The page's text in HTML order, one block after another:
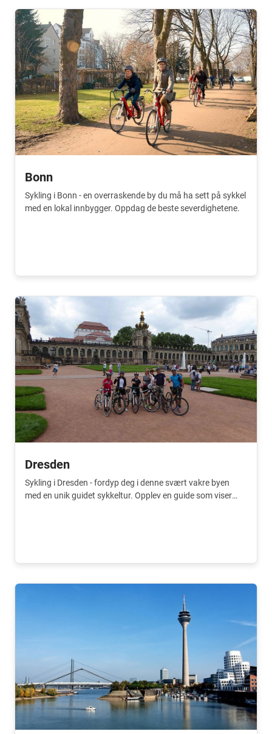
Bonn
Sykling i Bonn - en overraskende by du må ha sett på sykkel
med en lokal innbygger. Oppdag de beste severdighetene.
Dresden
Sykling i Dresden - fordyp deg i denne svært vakre byen
med en unik guidet sykkeltur. Opplev en guide som viser